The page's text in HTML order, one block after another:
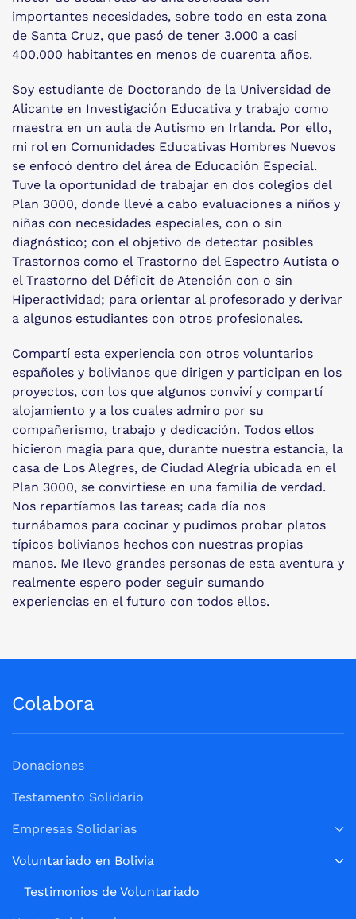
importantes necesidades, sobre todo en esta zona
de Santa Cruz, que pasó de tener 3.000 a casi
400.000 habitantes en menos de cuarenta años.
Soy estudiante de Doctorando de la Universidad de
Alicante en Investigación Educativa y trabajo como
maestra en un aula de Autismo en Irlanda. Por ello,
mi rol en Comunidades Educativas Hombres Nuevos
se enfocó dentro del área de Educación Especial.
Tuve la oportunidad de trabajar en dos colegios del
Plan 3000, donde llevé a cabo evaluaciones a niños y
niñas con necesidades especiales, con o sin
diagnóstico; con el objetivo de detectar posibles
Trastornos como el Trastorno del Espectro Autista o
el Trastorno del Déficit de Atención con o sin
Hiperactividad; para orientar al profesorado y derivar
a algunos estudiantes con otros profesionales.
Compartí esta experiencia con otros voluntarios
españoles y bolivianos que dirigen y participan en los
proyectos, con los que algunos conviví y compartí
alojamiento y a los cuales admiro por su
compañerismo, trabajo y dedicación. Todos ellos
hicieron magia para que, durante nuestra estancia, la
casa de Los Alegres, de Ciudad Alegría ubicada en el
Plan 3000, se convirtiese en una familia de verdad.
Nos repartíamos las tareas; cada día nos
turnábamos para cocinar y pudimos probar platos
típicos bolivianos hechos con nuestras propias
manos. Me Ilevo grandes personas de esta aventura y
realmente espero poder seguir sumando
experiencias en el futuro con todos ellos.
Colabora
Donaciones
Testamento Solidario
Empresas Solidarias
Voluntariado en Bolivia
Testimonios de Voluntariado